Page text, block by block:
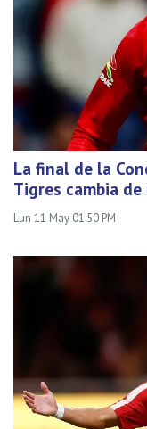
La final de la
Tigres cambia
Lun 11 May 01:50 PM